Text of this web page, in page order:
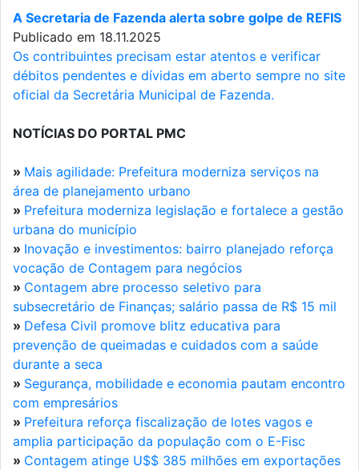
A Secretaria de Fazenda alerta sobre golpe de REFIS
Publicado em 18.11.2025
Os contribuintes precisam estar atentos e verificar
débitos pendentes e dívidas em aberto sempre no site
oficial da Secretária Municipal de Fazenda.
NOTÍCIAS DO PORTAL PMC
» Mais agilidade: Prefeitura moderniza serviços na
área de planejamento urbano
» Prefeitura moderniza legislação e fortalece a gestão
urbana do município
» Inovação e investimentos: bairro planejado reforça
vocação de Contagem para negócios
» Contagem abre processo seletivo para
subsecretário de Finanças; salário passa de R$ 15 mil
» Defesa Civil promove blitz educativa para
prevenção de queimadas e cuidados com a saúde
durante a seca
» Segurança, mobilidade e economia pautam encontro
com empresários
» Prefeitura reforça fiscalização de lotes vagos e
amplia participação da população com o E-Fisc
» Contagem atinge U$$ 385 milhões em exportações